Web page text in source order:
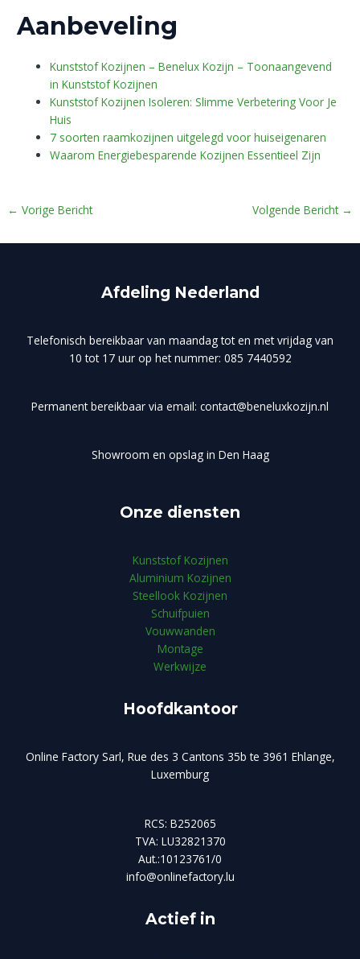
Aanbeveling
Kunststof Kozijnen – Benelux Kozijn – Toonaangevend
in Kunststof Kozijnen
Kunststof Kozijnen Isoleren: Slimme Verbetering Voor Je
Huis
7 soorten raamkozijnen uitgelegd voor huiseigenaren
Waarom Energiebesparende Kozijnen Essentieel Zijn
← Vorige Bericht Volgende Bericht →
Afdeling Nederland
Telefonisch bereikbaar van maandag tot en met vrijdag van
10 tot 17 uur op het nummer: 085 7440592
Permanent bereikbaar via email: contact@beneluxkozijn.nl
Showroom en opslag in Den Haag
Onze diensten
Kunststof Kozijnen
Aluminium Kozijnen
Steellook Kozijnen
Schuifpuien
Vouwwanden
Montage
Werkwijze
Hoofdkantoor
Online Factory Sarl, Rue des 3 Cantons 35b te 3961 Ehlange,
Luxemburg
RCS: B252065
TVA: LU32821370
Aut.:10123761/0
info@onlinefactory.lu
Actief in